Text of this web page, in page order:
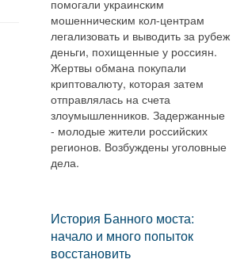
помогали украинским
мошенническим кол-центрам
легализовать и выводить за рубеж
деньги, похищенные у россиян.
Жертвы обмана покупали
криптовалюту, которая затем
отправлялась на счета
злоумышленников. Задержанные
- молодые жители российских
регионов. Возбуждены уголовные
дела.
История Банного моста:
начало и много попыток
восстановить